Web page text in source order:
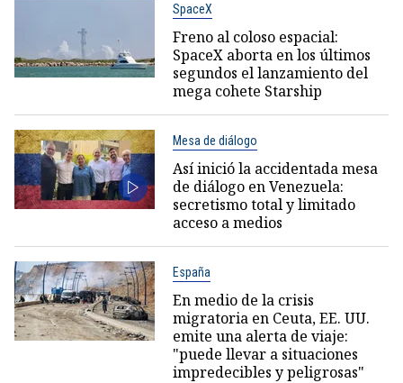
SpaceX
Freno al coloso espacial:
SpaceX aborta en los últimos
segundos el lanzamiento del
mega cohete Starship
Mesa de diálogo
Así inició la accidentada mesa
de diálogo en Venezuela:
secretismo total y limitado
acceso a medios
España
En medio de la crisis
migratoria en Ceuta, EE. UU.
emite una alerta de viaje:
"puede llevar a situaciones
impredecibles y peligrosas"